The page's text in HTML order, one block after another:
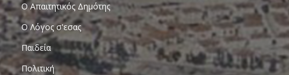
Ο Απαιτητικός Δημότης
Ο Λόγος σ'εσας
Παιδεία
Πολιτική